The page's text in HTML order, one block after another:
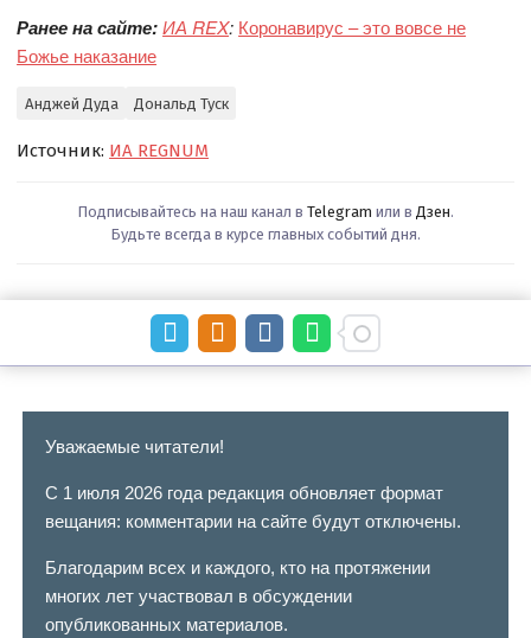
Ранее на сайте:ИА REX: Коронавирус – это вовсе не
Божье наказание
Анджей Дуда Дональд Туск
Источник: ИА REGNUM
Подписывайтесь на наш канал в Telegram или в Дзен.
Будьте всегда в курсе главных событий дня.
Уважаемые читатели!
С 1 июля 2026 года редакция обновляет формат
вещания: комментарии на сайте будут отключены.
Благодарим всех и каждого, кто на протяжении
многих лет участвовал в обсуждении
опубликованных материалов.